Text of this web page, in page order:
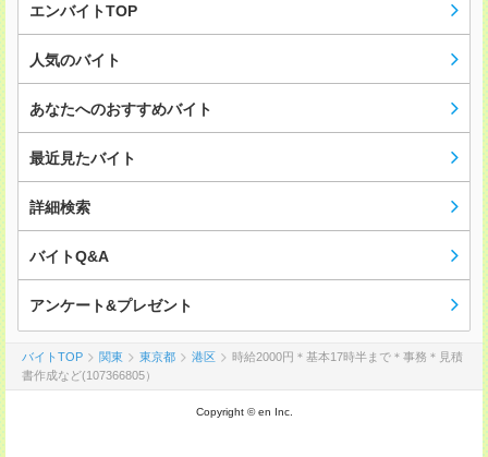
エンバイトTOP
人気のバイト
あなたへのおすすめバイト
最近見たバイト
詳細検索
バイトQ&A
アンケート&プレゼント
バイトTOP 関東 東京都 港区
時給2000円＊基本17時半まで＊事務＊見積
書作成など(107366805）
Copyright © en Inc.